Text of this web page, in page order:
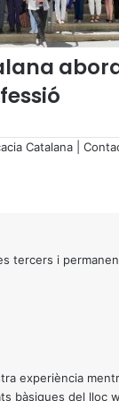
Catalana |
tercers i
experiència
bàsiques del